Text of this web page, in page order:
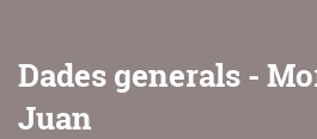
Dades generals -
Juan